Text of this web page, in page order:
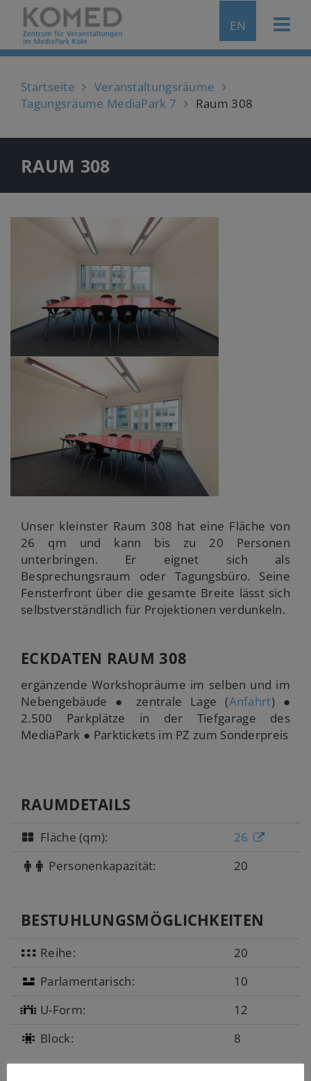
EN
Startseite
Veranstaltungsräume
Tagungsräume MediaPark 7
Raum 308
RAUM 308
Unser kleinster Raum 308 hat eine Fläche von
26 qm und kann bis zu 20 Personen
unterbringen. Er eignet sich als
Besprechungsraum oder Tagungsbüro. Seine
Fensterfront über die gesamte Breite lässt sich
selbstverständlich für Projektionen verdunkeln.
ECKDATEN RAUM 308
ergänzende Workshopräume im selben und im
Nebengebäude ● zentrale Lage (Anfahrt) ●
2.500 Parkplätze in der Tiefgarage des
MediaPark ● Parktickets im PZ zum Sonderpreis
RAUMDETAILS
Fläche (qm):
26
Personenkapazität:
20
BESTUHLUNGS­MÖGLICHKEITEN
Reihe:
20
Parlamentarisch:
10
U-Form:
12
Block:
8